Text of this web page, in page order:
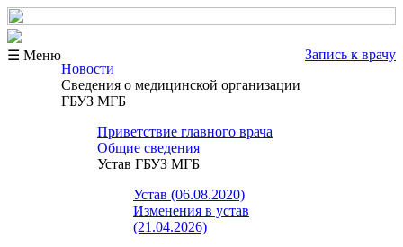
☰ Меню
Запись к врачу
Новости
Сведения о медицинской организации
ГБУЗ МГБ
Приветствие главного врача
Общие сведения
Устав ГБУЗ МГБ
Устав (06.08.2020)
Изменения в устав
(21.04.2026)